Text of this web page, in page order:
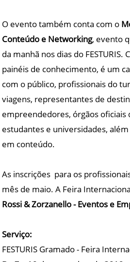
O evento também conta com o
Conteúdo e Networking, evento
da manhã nos dias do
painéis de conhecimento, é um
com o público, profissionais do
viagens, representantes de
empreendedores, órgãos oficiais
estudantes e universidades,
em conteúdo.
As inscrições para os
mês de maio. A Feira
Rossi & Zorzanello - Eventos e
Serviço:
FESTURIS Gramado - Feira